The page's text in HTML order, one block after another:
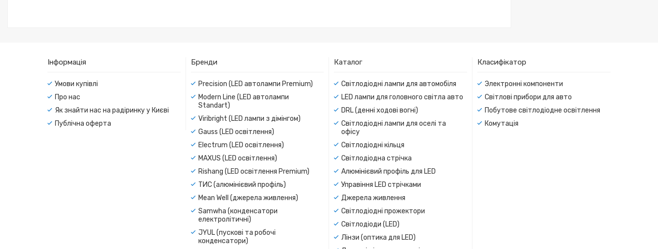
Інформація
Умови купівлі
Про нас
Як знайти нас на радіринку у Києві
Публічна оферта
Бренди
Precision (LED автолампи Premium)
Modern Line (LED автолампи
Standart)
Viribright (LED лампи з дімінгом)
Gauss (LED освітлення)
Electrum (LED освітлення)
MAXUS (LED освітлення)
Rishang (LED освітлення Premium)
ТИС (алюмінієвий профіль)
Mean Well (джерела живлення)
Samwha (конденсатори
електролітичні)
JYUL (пускові та робочі
конденсатори)
Каталог
Світлодіодні лампи для автомобіля
LED лампи для головного світла авто
DRL (денні ходові вогні)
Світлодіодні лампи для оселі та
офісу
Світлодіодні кільця
Світлодіодна стрічка
Алюмінієвий профіль для LED
Управіння LED стрічками
Джерела живлення
Світлодіодні прожектори
Світлодіоди (LED)
Лінзи (оптика для LED)
Класифікатор
Электронні компоненти
Світлові прибори для авто
Побутове світлодіодне освітлення
Комутація